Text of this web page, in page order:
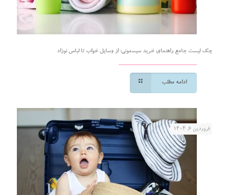
چک لیست جامع راهنمای خرید سیسمونی؛ از وسایل خواب تا لباس نوزاد
ادامه مطلب
فروردین ۶, ۱۴۰۴